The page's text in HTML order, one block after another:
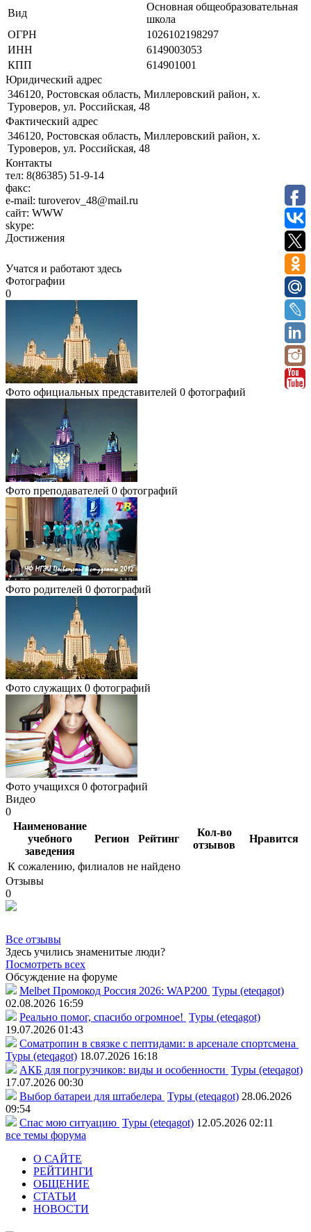
Вид
Основная общеобразовательная
школа
ОГРН
1026102198297
ИНН
6149003053
КПП
614901001
Юридический адрес
346120, Ростовская область, Миллеровский район, х.
Туроверов, ул. Российская, 48
Фактический адрес
346120, Ростовская область, Миллеровский район, х.
Туроверов, ул. Российская, 48
Контакты
тел: 8(86385) 51-9-14
факс:
e-mail: turoverov_48@mail.ru
сайт: WWW
skype:
Достижения
Учатся и работают здесь
Фотографии
0
Фото официальных представителей 0 фотографий
Фото преподавателей 0 фотографий
Фото родителей 0 фотографий
Фото служащих 0 фотографий
Фото учащихся 0 фотографий
Видео
0
Наименование
учебного
заведения
Регион Рейтинг
Кол-во
отзывов
Нравится
К сожалению, филиалов не найдено
Отзывы
0
Все отзывы
Здесь учились знаменитые люди?
Посмотреть всех
Обсуждение на форуме
Melbet Промокод Россия 2026: WAP200 Туры (eteqagot)
02.08.2026 16:59
Реально помог, спасибо огромное! Туры (eteqagot)
19.07.2026 01:43
Соматропин в связке с пептидами: в арсенале спортсмена
Туры (eteqagot) 18.07.2026 16:18
АКБ для погрузчиков: виды и особенности Туры (eteqagot)
17.07.2026 00:30
Выбор батареи для штабелера Туры (eteqagot) 28.06.2026
09:54
Спас мою ситуацию Туры (eteqagot) 12.05.2026 02:11
все темы форума
О САЙТЕ
РЕЙТИНГИ
ОБЩЕНИЕ
СТАТЬИ
НОВОСТИ